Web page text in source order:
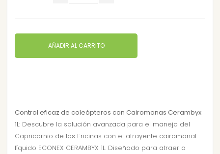
AÑADIR AL CARRITO
Control eficaz de coleópteros con Cairomonas Cerambyx
1L: Descubre la solución avanzada para el manejo del
Capricornio de las Encinas con el atrayente cairomonal
líquido ECONEX CERAMBYX 1L. Diseñado para atraer a